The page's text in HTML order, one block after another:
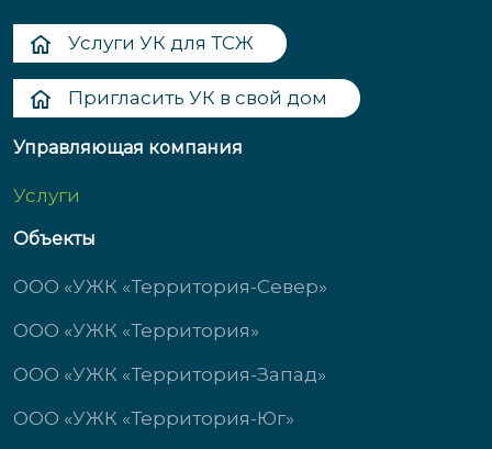
Услуги УК для ТСЖ
Пригласить УК в свой дом
Управляющая компания
Услуги
Объекты
ООО «УЖК «Территория-Север»
ООО «УЖК «Территория»
ООО «УЖК «Территория-Запад»
ООО «УЖК «Территория-Юг»